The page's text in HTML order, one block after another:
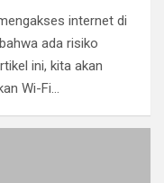
internet di
ada risiko
ini, kita akan
Wi-Fi…